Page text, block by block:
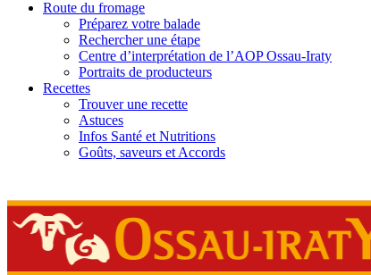
Route du fromage
Préparez votre balade
Rechercher une étape
Centre d’interprétation de l’AOP Ossau-Iraty
Portraits de producteurs
Recettes
Trouver une recette
Astuces
Infos Santé et Nutritions
Goûts, saveurs et Accords